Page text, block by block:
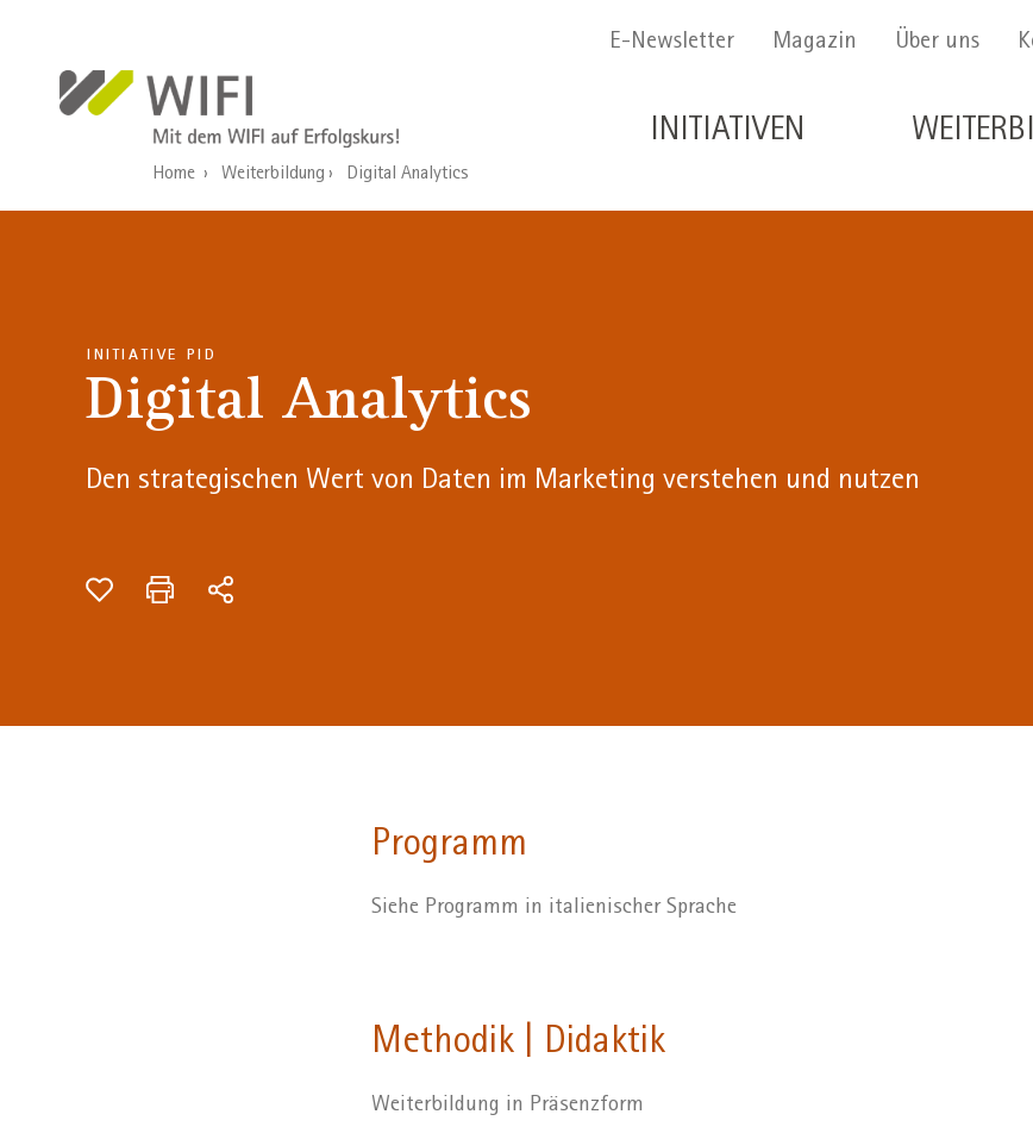
Menu Secondario
E-Newsletter Magazin Über uns
Navigazione principale de
INITIATIVEN
Home Weiterbildung Digital Analytics
INITIATIVE PID
Digital Analytics
Den strategischen Wert von Daten im Marketing verstehen und nutzen
Programm
Siehe Programm in italienischer Sprache
Methodik | Didaktik
Weiterbildung in Präsenzform